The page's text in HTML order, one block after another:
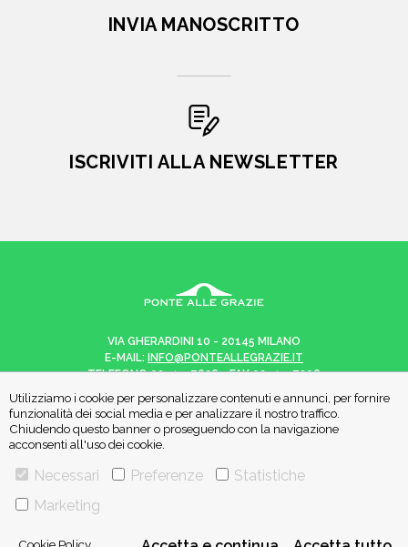
Utilizziamo i cookie per personalizzare contenuti e annunci, per fornire
funzionalità dei social media e per analizzare il nostro traffico.
Chiudendo questo banner o proseguendo con la navigazione
acconsenti all'uso dei cookie.
Necessari Preferenze
Statistiche
Marketing
INVIA MANOSCRITTO
ISCRIVITI ALLA NEWSLETTER
VIA GHERARDINI 10 - 20145 MILANO
E-MAIL: INFO@PONTEALLEGRAZIE.IT
TELEFONO0234597626- FAX0234597206
P. IVA12630510159
PRIVACY POLICY COOKIE POLICY